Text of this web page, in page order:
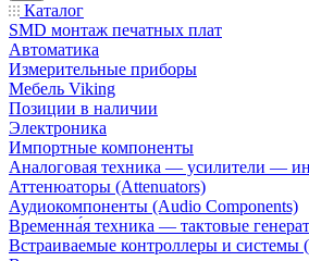
Каталог
SMD монтаж печатных плат
Автоматика
Измерительные приборы
Мебель Viking
Позиции в наличии
Электроника
Импортные компоненты
Аналоговая техника — усилители —
Аттенюаторы (Attenuators)
Аудиокомпоненты (Audio Components)
Временна́я техника — тактовые
Встраиваемые контроллеры и системы